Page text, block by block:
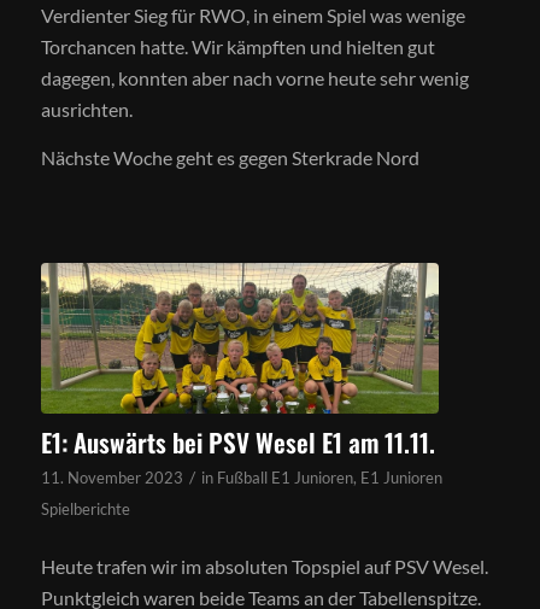
Verdienter Sieg für RWO, in einem Spiel was wenige
Torchancen hatte. Wir kämpften und hielten gut
dagegen, konnten aber nach vorne heute sehr wenig
ausrichten.
Nächste Woche geht es gegen Sterkrade Nord
E1: Auswärts bei PSV Wesel E1 am 11.11.
11. November 2023 / in Fußball E1 Junioren, E1 Junioren
Spielberichte
Heute trafen wir im absoluten Topspiel auf PSV Wesel.
Punktgleich waren beide Teams an der Tabellenspitze.